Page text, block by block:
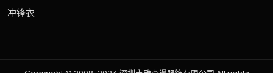
冲锋衣